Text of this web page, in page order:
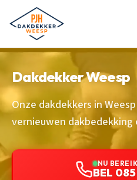
Dakdekker Weesp
Onze dakdekkers in
vernieuwen dakbedekking
NU
BEL